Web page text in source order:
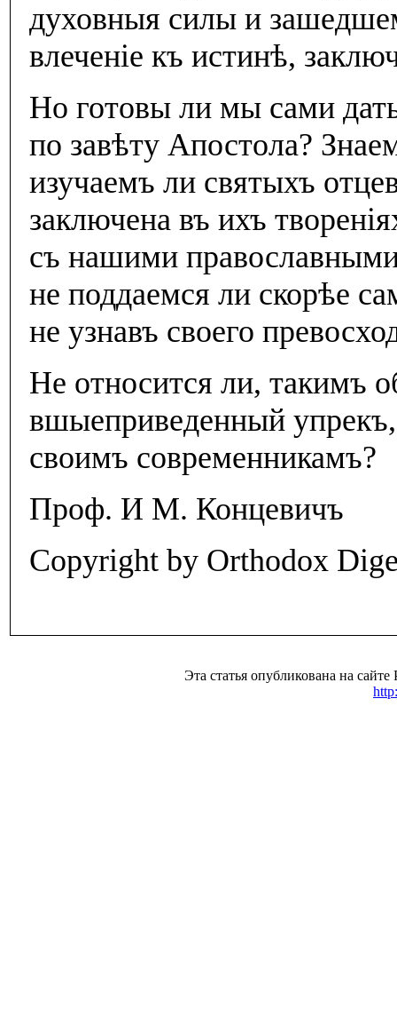
духовныя силы и
влеченiе къ истинѣ,
Но готовы ли мы сами
по завѣту Апостола?
изучаемъ ли святыхъ
заключена въ ихъ
съ нашими
не поддаемся ли скорѣе
не узнавъ своего
Не относится ли, такимъ
вшыеприведенный
своимъ современникамъ?
Проф. И М. Концевичъ
Copyright by Orthodox
Эта статья опубликована на